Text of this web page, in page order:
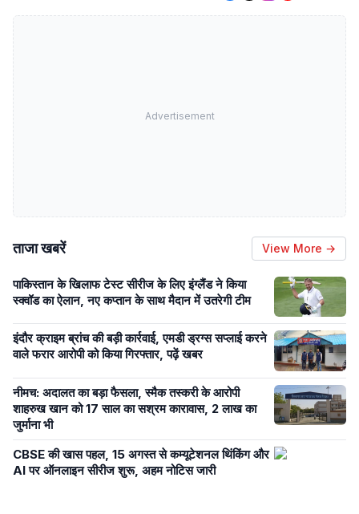
Advertisement
ताजा खबरें View More →
पाकिस्तान के खिलाफ टेस्ट सीरीज के लिए इंग्लैंड ने किया
स्क्वॉड का ऐलान, नए कप्तान के साथ मैदान में उतरेगी टीम
इंदौर क्राइम ब्रांच की बड़ी कार्रवाई, एमडी ड्रग्स सप्लाई करने
वाले फरार आरोपी को किया गिरफ्तार, पढ़ें खबर
नीमच: अदालत का बड़ा फैसला, स्मैक तस्करी के आरोपी
शाहरुख खान को 17 साल का सश्रम कारावास, 2 लाख का
जुर्माना भी
CBSE की खास पहल, 15 अगस्त से कम्यूटेशनल थिंकिंग और
AI पर ऑनलाइन सीरीज शुरू, अहम नोटिस जारी